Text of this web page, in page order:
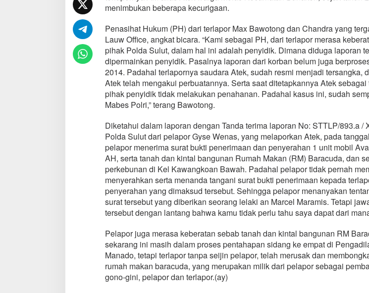
t
i
d
u
g
a
"
M
a
i
n
a
n
"
K
a
s
u
s
P
e
m
l
s
u
a
n
S
menimbukan beberapa kecurigaan.
Penasihat Hukum (PH) dari terlapor Max Bawotong dan Chandra yang
Lauw Office, angkat bicara. “Kami sebagai PH, dari terlapor merasa
pihak Polda Sulut, dalam hal ini adalah penyidik. Dimana diduga laporan
dipermainkan penyidik. Pasalnya laporan dari korban belum juga
2014. Padahal terlapornya saudara Atek, sudah resmi menjadi tersangka,
Atek telah mengakui perbuatannya. Serta saat ditetapkannya Atek sebagai
pihak penyidik tidak melakukan penahanan. Padahal kasus ini, sudah
Mabes Polri,” terang Bawotong.
Diketahui dalam laporan dengan Tanda terima laporan No: STTLP/893.a /
Polda Sulut dari pelapor Gyse Wenas, yang melaporkan Atek, pada
pelapor menerima surat bukti penerimaan dan penyerahan 1 unit mobil
AH, serta tanah dan kintal bangunan Rumah Makan (RM) Baracuda, dan
perkebunan di Kel Kawangkoan Bawah. Padahal pelapor tidak pernah
menyerahkan serta menanda tangani surat bukti penerimaan kepada
penyerahan yang dimaksud tersebut. Sehingga pelapor menanyakan
surat tersebut yang diberikan seorang lelaki an Marcel Maramis. Tetapi
tersebut dengan lantang bahwa kamu tidak perlu tahu saya dapat dari
Pelapor juga merasa keberatan sebab tanah dan kintal bangunan RM
sekarang ini masih dalam proses pentahapan sidang ke empat di
Manado, tetapi terlapor tanpa seijin pelapor, telah merusak dan
rumah makan baracuda, yang merupakan milik dari pelapor sebagai
gono-gini, pelapor dan terlapor.(ay)